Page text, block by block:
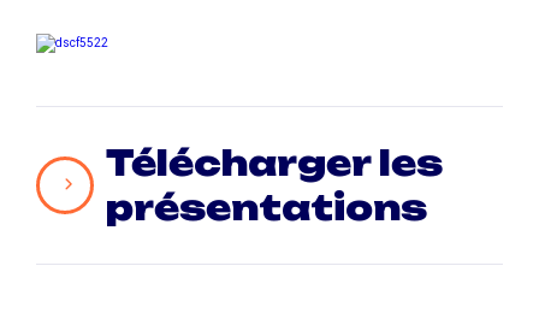
Télécharger les
présentations